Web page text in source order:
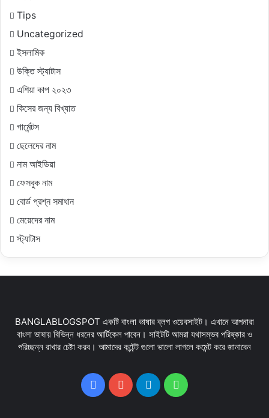
Tips
Uncategorized
ইসলামিক
উক্তি স্ট্যাটাস
এশিয়া কাপ ২০২৩
কিসের জন্য বিখ্যাত
গার্মেন্টস
ছেলেদের নাম
নাম আইডিয়া
ফেসবুক নাম
বোর্ড প্রশ্ন সমাধান
মেয়েদের নাম
স্ট্যাটাস
BANGLABLOGSPOT একটি বাংলা ভাষার ব্লগ ওয়েবসাইট। এখানে আপনারা
বাংলা ভাষায় বিভিন্ন ধরনের আর্টিকেল পাবেন। সাইটটি আমরা যথাসম্ভব পরিষ্কার ও
পরিচ্ছন্ন রাখার চেষ্টা করব। আমাদের কন্টেন্ট গুলো ভালো লাগলে কমেন্ট করে জানাবেন
FacebookYouTubeTelegramWhatsApp